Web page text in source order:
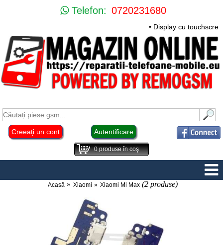
Telefon: 0720231680
• Display cu
Creeaţi un cont Autentificare
0produse în coş
Acasă Xiaomi Xiaomi Mi Max (2 produse)